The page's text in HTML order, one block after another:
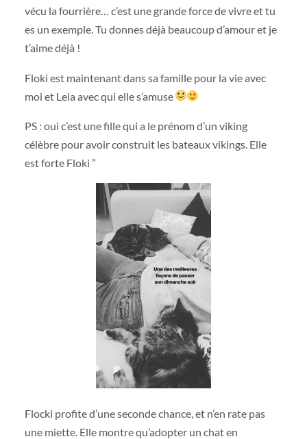
vécu la fourrière… c’est une grande force de vivre et tu
es un exemple. Tu donnes déjà beaucoup d’amour et je
t’aime déjà !
Floki est maintenant dans sa famille pour la vie avec
moi et Leia avec qui elle s’amuse
PS : oui c’est une fille qui a le prénom d’un viking
célèbre pour avoir construit les bateaux vikings. Elle
est forte Floki ”
Flocki profite d’une seconde chance, et n’en rate pas
une miette. Elle montre qu’adopter un chat en